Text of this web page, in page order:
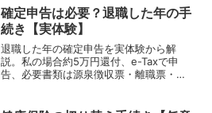
確定申告は必要？退職した年の手
続き【実体験】
退職した年の確定申告を実体験から解
説。私の場合約5万円還付、e-Taxで申
告、必要書類は源泉徴収票・離職票・マ